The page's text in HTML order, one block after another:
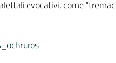
evocativi, come